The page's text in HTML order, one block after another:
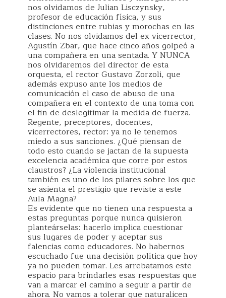
nos olvidamos de Julian Lisczynsky,
profesor de educación física, y sus
distinciones entre rubias y morochas en las
clases. No nos olvidamos del ex vicerrector,
Agustín Zbar, que hace cinco años golpeó a
una compañera en una sentada. Y NUNCA
nos olvidaremos del director de esta
orquesta, el rector Gustavo Zorzoli, que
además expuso ante los medios de
comunicación el caso de abuso de una
compañera en el contexto de una toma con
el fin de deslegitimar la medida de fuerza.
Regente, preceptores, docentes,
vicerrectores, rector: ya no le tenemos
miedo a sus sanciones. ¿Qué piensan de
todo esto cuando se jactan de la supuesta
excelencia académica que corre por estos
claustros? ¿La violencia institucional
también es uno de los pilares sobre los que
se asienta el prestigio que reviste a este
Aula Magna?
Es evidente que no tienen una respuesta a
estas preguntas porque nunca quisieron
planteárselas: hacerlo implica cuestionar
sus lugares de poder y aceptar sus
falencias como educadores. No habernos
escuchado fue una decisión política que hoy
ya no pueden tomar. Les arrebatamos este
espacio para brindarles esas respuestas que
van a marcar el camino a seguir a partir de
ahora. No vamos a tolerar que naturalicen